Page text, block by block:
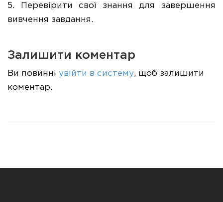
5. Перевірити свої знання для завершення
вивчення завдання.
Залишити коментар
Ви повинні увійти в систему, щоб залишити
коментар.